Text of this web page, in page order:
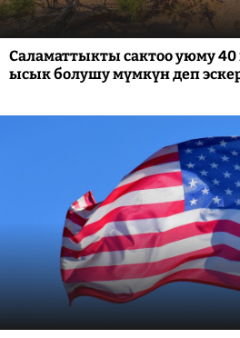
Саламаттыкты сактоо уюму 40
ысык болушу мүмкүн деп